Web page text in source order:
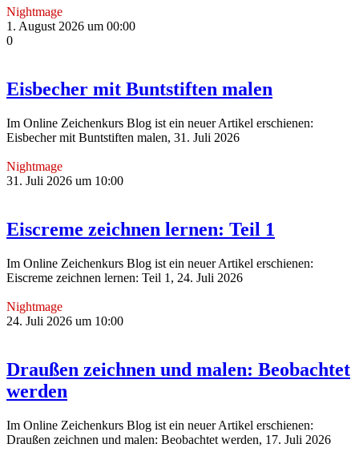
Nightmage
1. August 2026 um 00:00
0
Eisbecher mit Buntstiften malen
Im Online Zeichenkurs Blog ist ein neuer Artikel erschienen:
Eisbecher mit Buntstiften malen, 31. Juli 2026
Nightmage
31. Juli 2026 um 10:00
Eiscreme zeichnen lernen: Teil 1
Im Online Zeichenkurs Blog ist ein neuer Artikel erschienen:
Eiscreme zeichnen lernen: Teil 1, 24. Juli 2026
Nightmage
24. Juli 2026 um 10:00
Draußen zeichnen und malen: Beobachtet
werden
Im Online Zeichenkurs Blog ist ein neuer Artikel erschienen:
Draußen zeichnen und malen: Beobachtet werden, 17. Juli 2026